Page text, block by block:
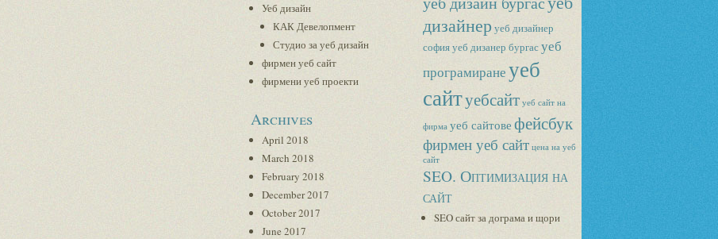
Уеб дизайн
КАК Девелопмент
Студио за уеб дизайн
фирмен уеб сайт
фирмени уеб проекти
Archives
April 2018
March 2018
February 2018
December 2017
October 2017
June 2017
дизайнеруеб дизайнер
софияуеб дизанер бургасуеб
програмиранеуеб
сайтуебсайт уеб сайт на
фирма уеб сайтове фейсбук
фирмен уеб сайт цена на уеб
сайт
SEO. Оптимизация на
сайт
SEO сайт за дограма и щори